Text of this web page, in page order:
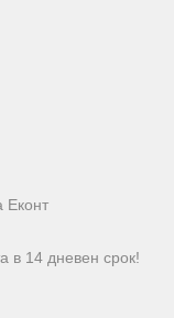
Еконт
в 14 дневен срок!